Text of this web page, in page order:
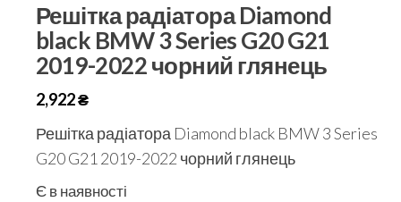
Решітка радіатора Diamond
black BMW 3 Series G20 G21
2019-2022 чорний глянець
2,922₴
Решітка радіатора Diamond black BMW 3 Series
G20 G21 2019-2022 чорний глянець
Є в наявності